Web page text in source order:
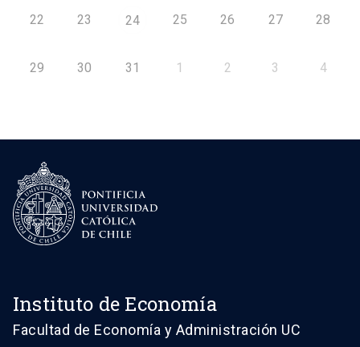
22 23 24 25 26 27 28
29 30 31 1 2 3 4
Instituto de Economía
Facultad de Economía y Administración UC